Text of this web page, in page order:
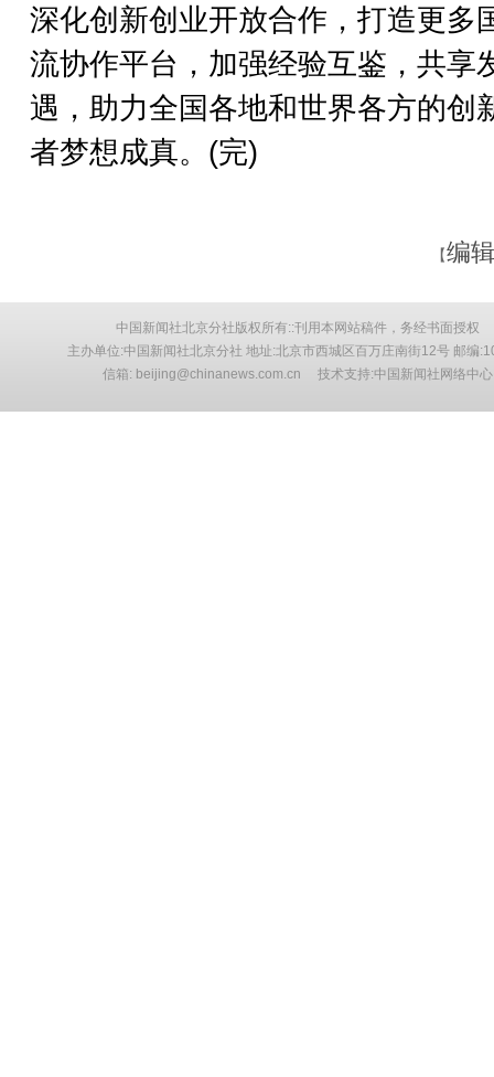
深化创新创业开放合作，打造更多
流协作平台，加强经验互鉴，共享
遇，助力全国各地和世界各方的创
者梦想成真。(完)
【编
中国新闻社北京分社版权所有::刊用本网站稿件，务经书面授权
主办单位:中国新闻社北京分社 地址:北京市西城区百万庄南街12号 邮编
信箱: beijing@chinanews.com.cn 技术支持:中国新闻社网络中心